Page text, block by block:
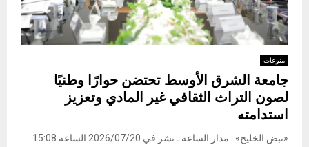
منوعات
جامعة الشرق الأوسط تحتضن حوارًا وطنيًا
لصون التراث الثقافي غير المادي وتعزيز
استدامته
«نبض الخليج» مدار الساعة ـ نشر في 2026/07/20 الساعة 15:08